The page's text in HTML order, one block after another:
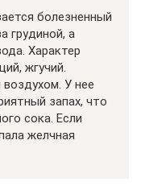
болезненный
грудиной, а
Характер
жгучий.
У нее
запах, что
сока. Если
желчная